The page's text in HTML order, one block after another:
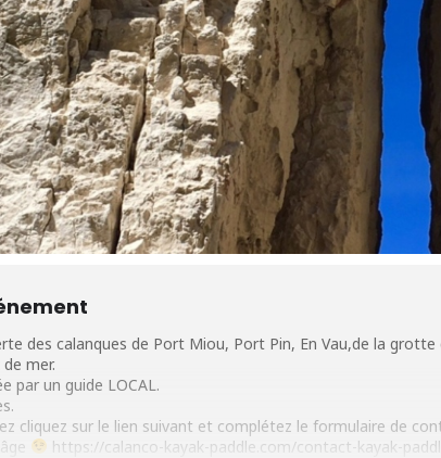
des calanques de Port Miou, Port Pin, En Vau,de la grotte
mer.
par un guide LOCAL.
cliquez sur le lien suivant et complétez le formulaire de
https://calanco-kayak-paddle.com/contact-kayak-